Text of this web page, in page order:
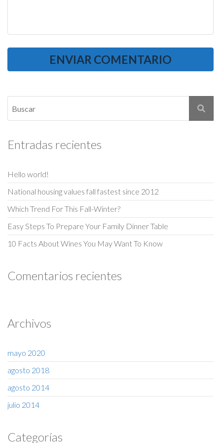
Entradas recientes
Hello world!
National housing values fall fastest since 2012
Which Trend For This Fall-Winter?
Easy Steps To Prepare Your Family Dinner Table
10 Facts About Wines You May Want To Know
Comentarios recientes
Archivos
mayo 2020
agosto 2018
agosto 2014
julio 2014
Categorías